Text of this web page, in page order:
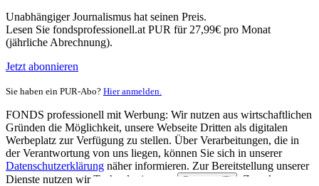
Unabhängiger Journalismus hat seinen Preis.
Lesen Sie fondsprofessionell.at PUR für 27,99€ pro Monat
(jährliche Abrechnung).
Jetzt abonnieren
Sie haben ein PUR-Abo? Hier anmelden.
FONDS professionell mit Werbung: Wir nutzen aus wirtschaftlichen
Gründen die Möglichkeit, unsere Webseite Dritten als digitalen
Werbeplatz zur Verfügung zu stellen. Über Verarbeitungen, die in
der Verantwortung von uns liegen, können Sie sich in unserer
Datenschutzerklärung näher informieren. Zur Bereitstellung unserer
Dienste nutzen wir Technologien von
Partnern (5)
. Zwecke: